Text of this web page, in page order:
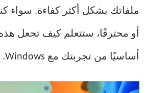
ملفاتك بشكل أكثر كفاءة. سواء
أو محترفًا، ستتعلم كيف تجعل هذه
أساسيًا من تجربتك مع Windows.